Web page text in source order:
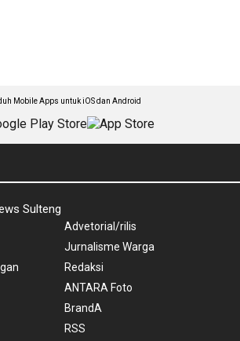
Mobile Apps untuk iOS dan Android
Sulteng
Advetorial/rilis
Jurnalisme Warga
Redaksi
ANTARA Foto
BrandA
RSS